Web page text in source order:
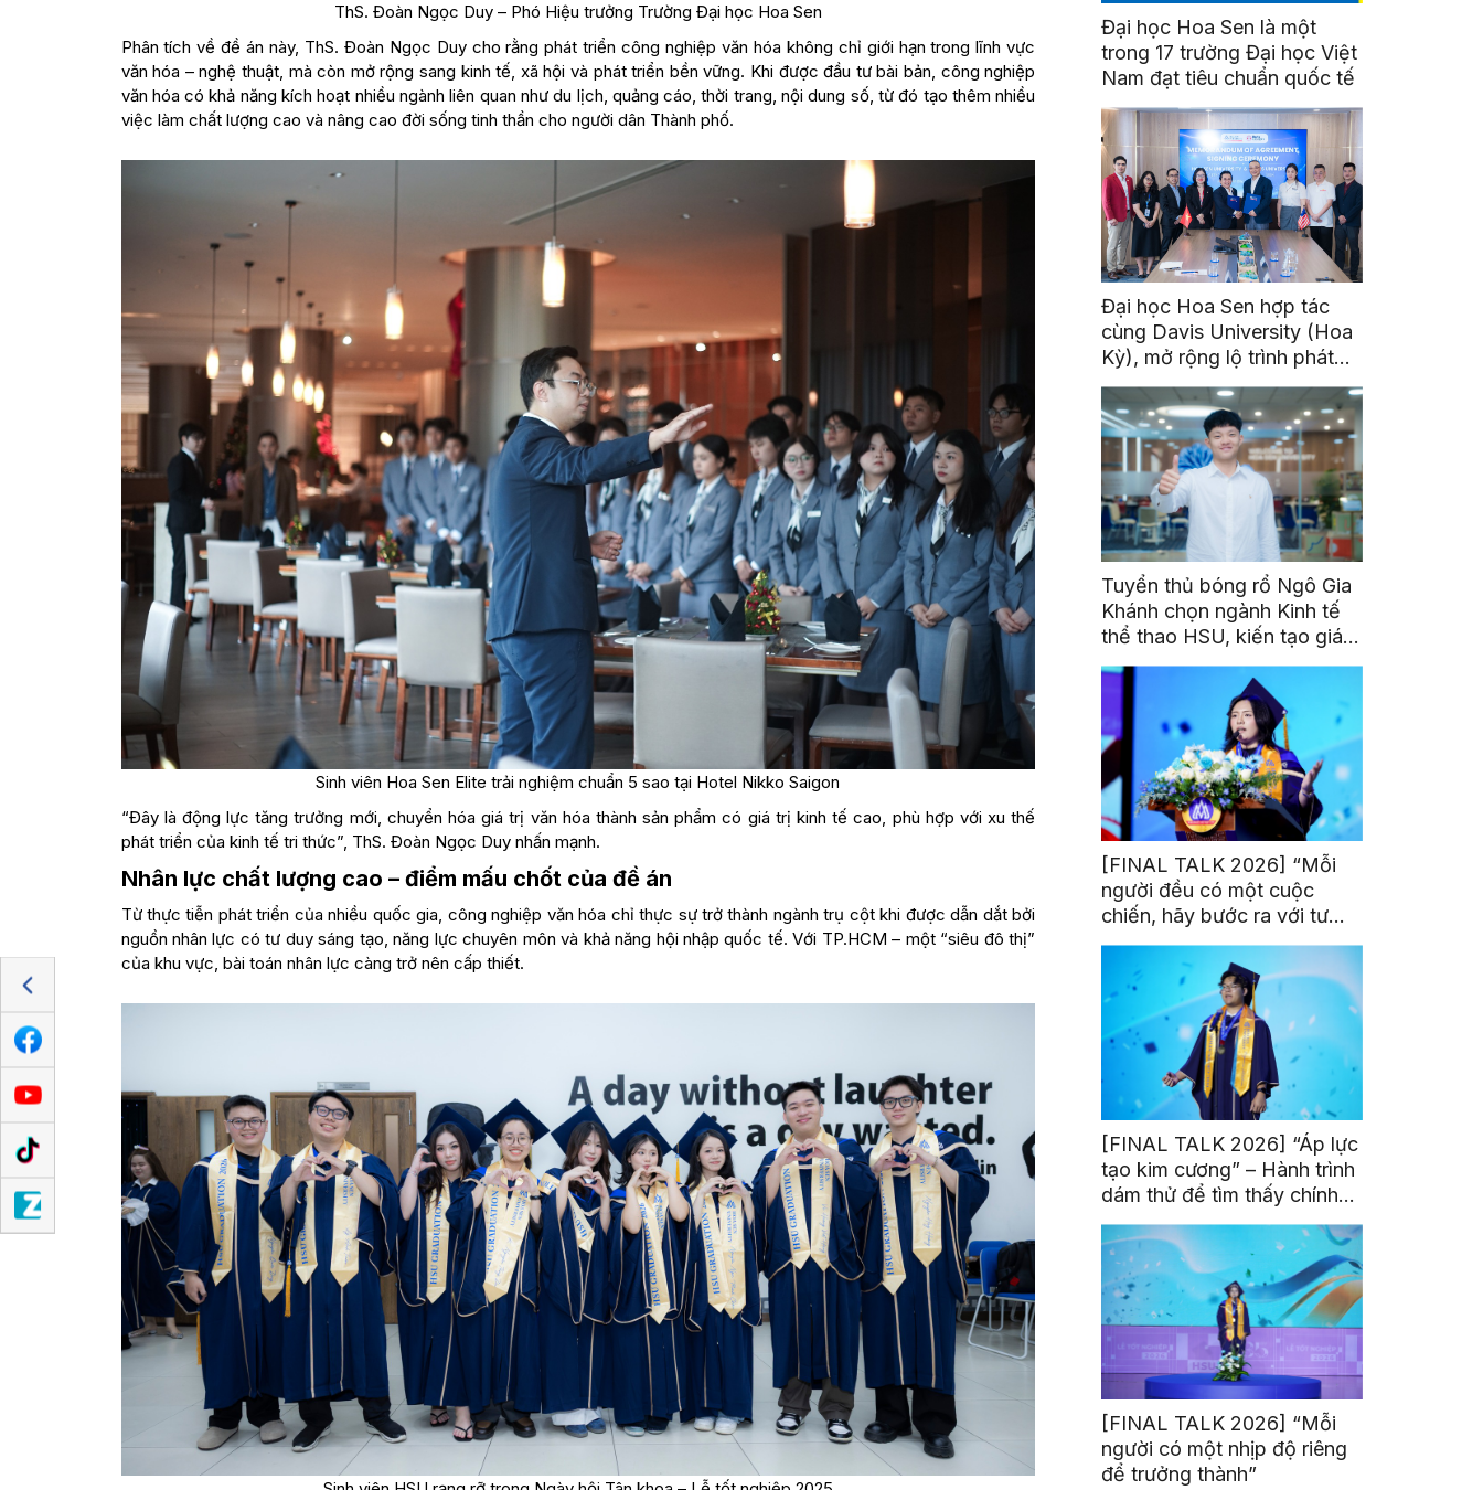
ThS. Đoàn Ngọc Duy – Phó Hiệu trưởng Trường Đại học Hoa Sen
Phân tích về đề án này, ThS. Đoàn Ngọc Duy cho rằng phát triển công nghiệp văn hóa không chỉ giới hạn trong lĩnh vực
văn hóa – nghệ thuật, mà còn mở rộng sang kinh tế, xã hội và phát triển bền vững. Khi được đầu tư bài bản, công nghiệp
văn hóa có khả năng kích hoạt nhiều ngành liên quan như du lịch, quảng cáo, thời trang, nội dung số, từ đó tạo thêm nhiều
việc làm chất lượng cao và nâng cao đời sống tinh thần cho người dân Thành phố.
Sinh viên Hoa Sen Elite trải nghiệm chuẩn 5 sao tại Hotel Nikko Saigon
“Đây là động lực tăng trưởng mới, chuyển hóa giá trị văn hóa thành sản phẩm có giá trị kinh tế cao, phù hợp với xu thế
phát triển của kinh tế tri thức”, ThS. Đoàn Ngọc Duy nhấn mạnh.
Nhân lực chất lượng cao – điểm mấu chốt của đề án
Từ thực tiễn phát triển của nhiều quốc gia, công nghiệp văn hóa chỉ thực sự trở thành ngành trụ cột khi được dẫn dắt bởi
nguồn nhân lực có tư duy sáng tạo, năng lực chuyên môn và khả năng hội nhập quốc tế. Với TP.HCM – một “siêu đô thị”
của khu vực, bài toán nhân lực càng trở nên cấp thiết.
Đại học Hoa Sen là một
trong 17 trường Đại học Việt
Nam đạt tiêu chuẩn quốc tế
Đại học Hoa Sen hợp tác
cùng Davis University (Hoa
Kỳ), mở rộng lộ trình phát
triển toàn cầu cho sinh viên
Tuyển thủ bóng rổ Ngô Gia
Khánh chọn ngành Kinh tế
thể thao HSU, kiến tạo giá
trị từ đam mê thể thao
[FINAL TALK 2026] “Mỗi
người đều có một cuộc
chiến, hãy bước ra với tư
thế của người chiến thắng”
[FINAL TALK 2026] “Áp lực
tạo kim cương” – Hành trình
dám thử để tìm thấy chính
mình
[FINAL TALK 2026] “Mỗi
người có một nhịp độ riêng
để trưởng thành”